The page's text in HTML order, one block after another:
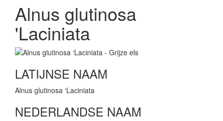
Alnus glutinosa
'Laciniata
LATIJNSE NAAM
Alnus glutinosa ‘Laciniata
NEDERLANDSE NAAM